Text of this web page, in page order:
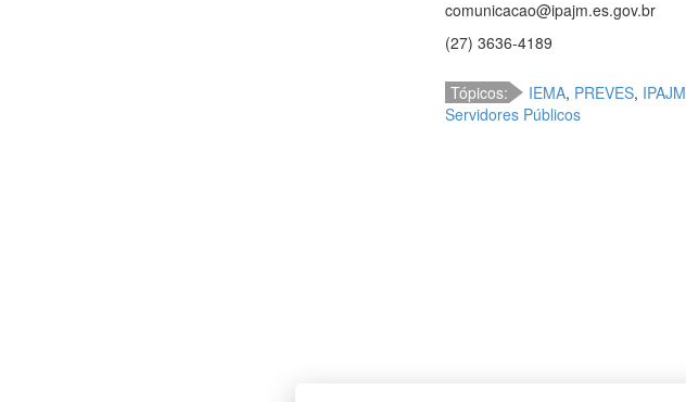
comunicacao@ipajm.es.gov.br
(27) 3636-4189
Tópicos: IEMA, PREVES, IPAJM
Servidores Públicos